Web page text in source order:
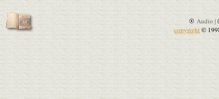
Audio |
copyright©